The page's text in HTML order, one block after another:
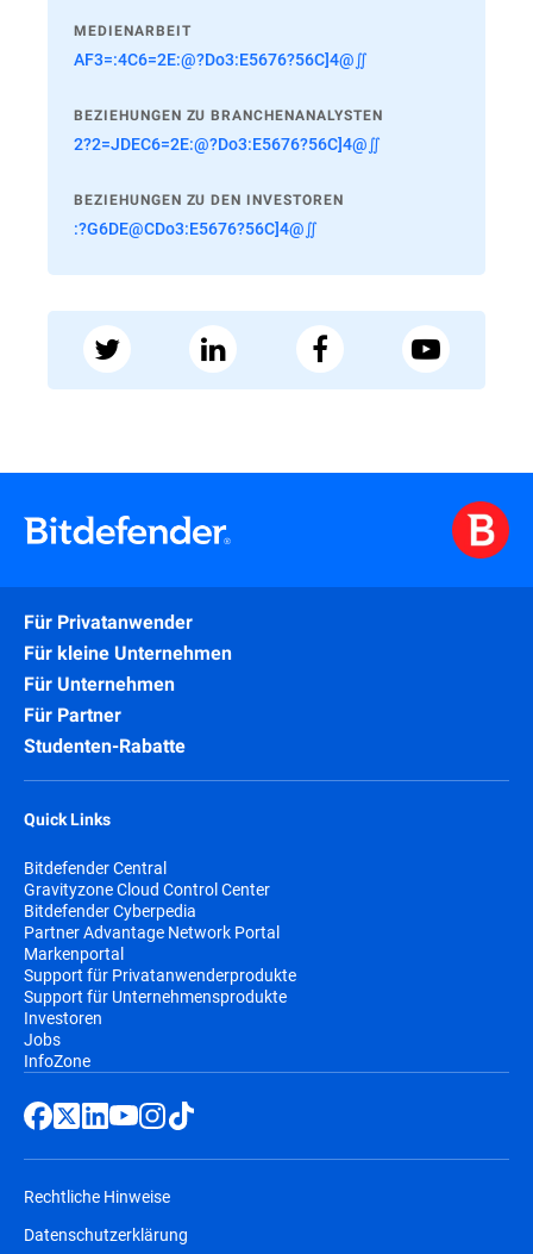
MEDIENARBEIT
AF3=:4C6=2E:@?Do3:E5676?56C]4@∬
BEZIEHUNGEN ZU BRANCHENANALYSTEN
2?2=JDEC6=2E:@?Do3:E5676?56C]4@∬
BEZIEHUNGEN ZU DEN INVESTOREN
:?G6DE@CDo3:E5676?56C]4@∬
Für Privatanwender
Für kleine Unternehmen
Für Unternehmen
Für Partner
Studenten-Rabatte
Quick Links
Bitdefender Central
Gravityzone Cloud Control Center
Bitdefender Cyberpedia
Partner Advantage Network Portal
Markenportal
Support für Privatanwenderprodukte
Support für Unternehmensprodukte
Investoren
Jobs
InfoZone
Rechtliche Hinweise
Datenschutzerklärung